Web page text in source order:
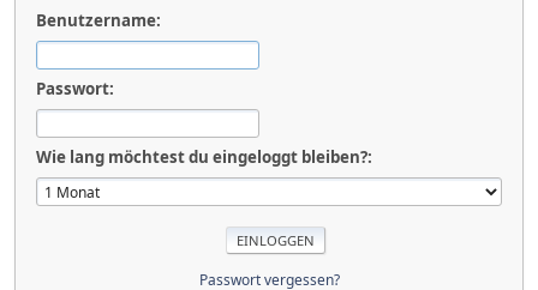
Benutzername:
Passwort:
Wie lang möchtest du eingeloggt bleiben?:
Passwort vergessen?